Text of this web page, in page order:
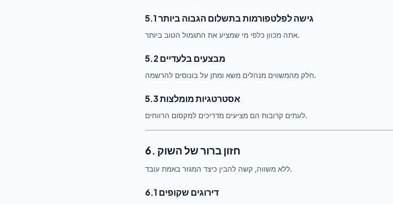
5.1 גישה לפלטפורמות בתשלום הגבוה ביותר
אתה מכוון כלפי מי שמציע את התגמול הטוב ביותר.
5.2 מבצעים בלעדיים
חלק מהמשווים מנהלים משא ומתן על בונוסים להרשמה.
5.3 אסטרטגיות מומלצות
לעתים קרובות הם מציעים מדריכים למקסום הרווחים.
6. חזון ברור של השוק
ללא משווה, קשה להבין כיצד המגזר באמת עובד.
6.1 דירוגים שקופים